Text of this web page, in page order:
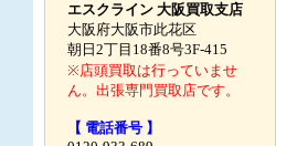
エスクライン 大阪買取支店
大阪府大阪市此花区
朝日2丁目18番8号3F-415
※店頭買取は行っていませ
ん。出張専門買取店です。
【 電話番号 】